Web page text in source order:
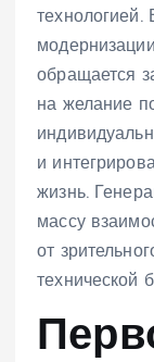
технологией.
обращается
на желание
и
жизнь.
массу
от
технической